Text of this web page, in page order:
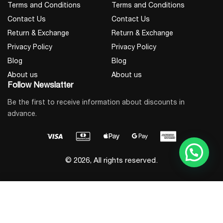
ინდიკაცია LED (Link/Status)
თავსებადობა
Delta UPS Mini-Slot
მოდელები
0°C – 60°C
Terms and Conditions
Contact Us
Return & Exchange
Privacy Policy
Blog
About us
Terms and Conditions
Contact Us
Return & Exchange
Privacy Policy
Blog
About us
Follow Newslatter
Be the first to receive information about discounts in
advance.
© 2026, All rights reserved.